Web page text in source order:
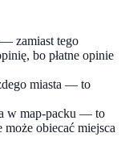
zamiast tego
bo płatne opinie
miasta — to
w map-packu — to
obiecać miejsca